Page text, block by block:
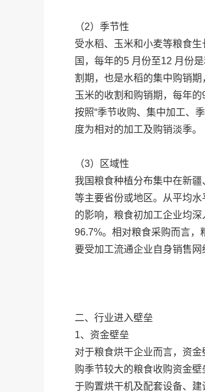
（2）季节性
受水稻、玉米和小麦等粮食
国，每年的5 月份至12 月份
割期，也是水稻的集中购销
玉米的收割和购销期，每年
按照“季节收购、集中加工、
度为相对的加工及购销淡季。
（3）区域性
我国粮食种植分布集中在新
等主要省份或地区。从平均
的影响，粮食初加工企业均
96.7%。相对粮食采购而言，
要受加工流通企业自身销售网
二、行业进入壁垒
1、资金壁垒
对于粮食烘干企业而言，资
购季节较大的粮食收购资金
于购置烘干机及配套设备、